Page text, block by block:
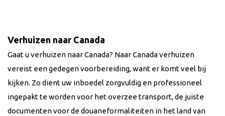
Verhuizen naar Canada
Gaat u verhuizen naar Canada? Naar Canada verhuizen
vereist een gedegen voorbereiding, want er komt veel bij
kijken. Zo dient uw inboedel zorgvuldig en professioneel
ingepakt te worden voor het overzee transport, de juiste
documenten voor de douaneformaliteiten in het land van